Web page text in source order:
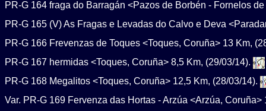
PR-G 164 fraga do Barragán <Pazos de Borbén - Fornelos
PR-G 165 (V) As Fragas e Levadas do Calvo e Deva
PR-G 166 Frevenzas de Toques <Toques, Coruña> 13 Km,
PR-G 167 hermidas <Toques, Coruña> 8,5 Km, (29/03/14).
PR-G 168 Megalitos <Toques, Coruña> 12,5 Km, (28/03/14).
Var. PR-G 169 Fervenza das Hortas - Arzúa <Arzúa, Coruña>